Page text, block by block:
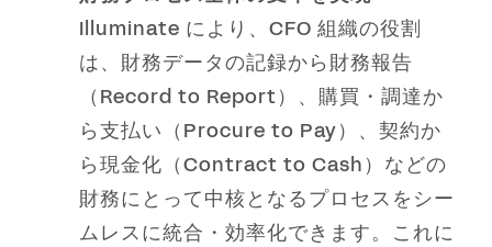
Illuminate により、CFO 組織の役割
は、財務データの記録から財務報告
（Record to Report）、購買・調達か
ら支払い（Procure to Pay）、契約か
ら現金化（Contract to Cash）などの
財務にとって中核となるプロセスをシー
ムレスに統合・効率化できます。これに